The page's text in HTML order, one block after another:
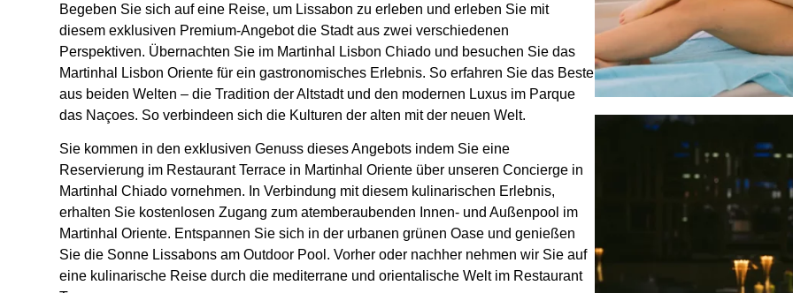
Begeben Sie sich auf eine Reise, um Lissabon zu erleben und erleben Sie mit
diesem exklusiven Premium-Angebot die Stadt aus zwei verschiedenen
Perspektiven. Übernachten Sie im Martinhal Lisbon Chiado und besuchen Sie das
Martinhal Lisbon Oriente für ein gastronomisches Erlebnis. So erfahren Sie das Beste
aus beiden Welten – die Tradition der Altstadt und den modernen Luxus im Parque
das Naçoes. So verbindeen sich die Kulturen der alten mit der neuen Welt.
Sie kommen in den exklusiven Genuss dieses Angebots indem Sie eine
Reservierung im Restaurant Terrace in Martinhal Oriente über unseren Concierge in
Martinhal Chiado vornehmen. In Verbindung mit diesem kulinarischen Erlebnis,
erhalten Sie kostenlosen Zugang zum atemberaubenden Innen- und Außenpool im
Martinhal Oriente. Entspannen Sie sich in der urbanen grünen Oase und genießen
Sie die Sonne Lissabons am Outdoor Pool. Vorher oder nachher nehmen wir Sie auf
eine kulinarische Reise durch die mediterrane und orientalische Welt im Restaurant